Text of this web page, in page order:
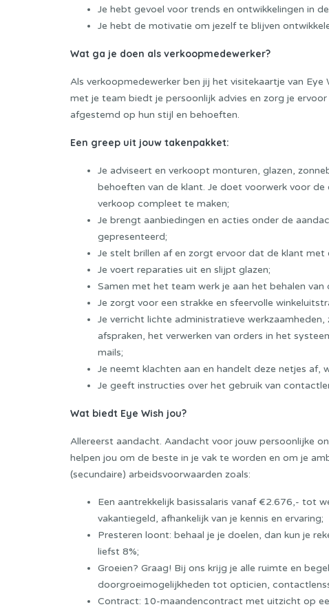
Je hebt gevoel voor trends en ontwikkelingen in
Je hebt de motivatie om jezelf te blijven
Wat ga je doen als verkoopmedewerker?
Als verkoopmedewerker ben jij het visitekaartje van
met je team biedt je persoonlijk advies en zorg je
afgestemd op hun stijl en behoeften.
Een greep uit jouw takenpakket:
Je adviseert en verkoopt monturen, glazen,
behoeften van de klant. Je doet voorwerk voor
verkoop compleet te maken;
Je brengt aanbiedingen en acties onder de
gepresenteerd;
Je stelt brillen af en zorgt ervoor dat de klant met
Je voert reparaties uit en slijpt glazen;
Samen met het team werk je aan het behalen van
Je zorgt voor een strakke en sfeervolle
Je verricht lichte administratieve
afspraken, het verwerken van orders in het
mails;
Je neemt klachten aan en handelt deze netjes af,
Je geeft instructies over het gebruik van
Wat biedt Eye Wish jou?
Allereerst aandacht. Aandacht voor jouw persoonlijke
helpen jou om de beste in je vak te worden en om je
(secundaire) arbeidsvoorwaarden zoals:
Een aantrekkelijk basissalaris vanaf €2.676,- tot
vakantiegeld, afhankelijk van je kennis en ervaring;
Presteren loont: behaal je je doelen, dan kun je
liefst 8%;
Groeien? Graag! Bij ons krijg je alle ruimte en
doorgroeimogelijkheden tot opticien,
Contract: 10-maandencontract met uitzicht op